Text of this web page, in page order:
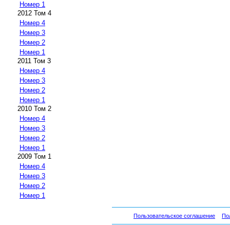
Номер 1
2012 Том 4
Номер 4
Номер 3
Номер 2
Номер 1
2011 Том 3
Номер 4
Номер 3
Номер 2
Номер 1
2010 Том 2
Номер 4
Номер 3
Номер 2
Номер 1
2009 Том 1
Номер 4
Номер 3
Номер 2
Номер 1
Пользовательское соглашение